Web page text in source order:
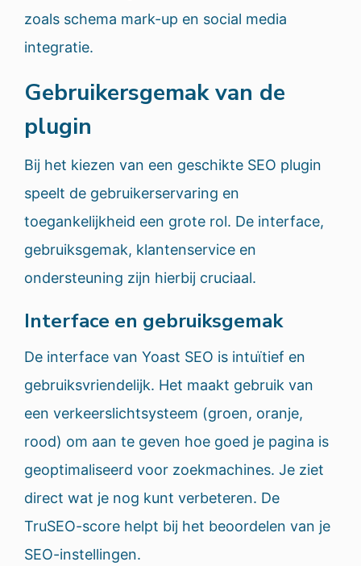
zoals schema mark-up en social media
integratie.
Gebruikersgemak van de
plugin
Bij het kiezen van een geschikte SEO plugin
speelt de gebruikerservaring en
toegankelijkheid een grote rol. De interface,
gebruiksgemak, klantenservice en
ondersteuning zijn hierbij cruciaal.
Interface en gebruiksgemak
De interface van Yoast SEO is intuïtief en
gebruiksvriendelijk. Het maakt gebruik van
een verkeerslichtsysteem (groen, oranje,
rood) om aan te geven hoe goed je pagina is
geoptimaliseerd voor zoekmachines. Je ziet
direct wat je nog kunt verbeteren. De
TruSEO-score helpt bij het beoordelen van je
SEO-instellingen.